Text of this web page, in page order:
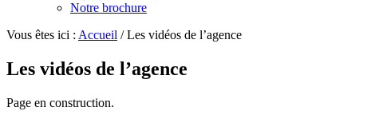
Notre brochure
Vous êtes ici : Accueil /Les vidéos de l’agence
Les vidéos de l’agence
Page en construction.